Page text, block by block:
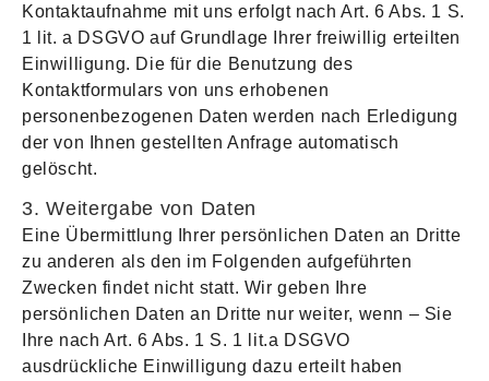
Kontaktaufnahme mit uns erfolgt nach Art. 6 Abs. 1 S.
1 lit. a DSGVO auf Grundlage Ihrer freiwillig erteilten
Einwilligung. Die für die Benutzung des
Kontaktformulars von uns erhobenen
personenbezogenen Daten werden nach Erledigung
der von Ihnen gestellten Anfrage automatisch
gelöscht.
3. Weitergabe von Daten
Eine Übermittlung Ihrer persönlichen Daten an Dritte
zu anderen als den im Folgenden aufgeführten
Zwecken findet nicht statt. Wir geben Ihre
persönlichen Daten an Dritte nur weiter, wenn – Sie
Ihre nach Art. 6 Abs. 1 S. 1 lit.a DSGVO
ausdrückliche Einwilligung dazu erteilt haben